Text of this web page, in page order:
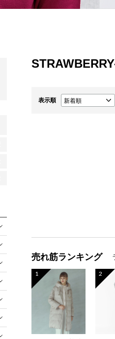
表示順
売れ筋ランキング
1 2